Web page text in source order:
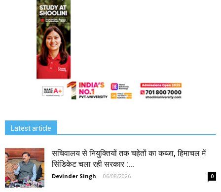
Latest article
सचिवालय से नियुक्तियों तक चहेतों का कब्जा, हिमाचल में
सिंडिकेट चला रही सरकार :...
Devinder Singh - 06/08/2026 0